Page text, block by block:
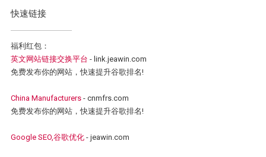
快速链接
福利红包：
英文网站链接交换平台 - link.jeawin.com
免费发布你的网站，快速提升谷歌排名!
China Manufacturers- cnmfrs.com
免费发布你的网站，快速提升谷歌排名!
Google SEO,谷歌优化- jeawin.com